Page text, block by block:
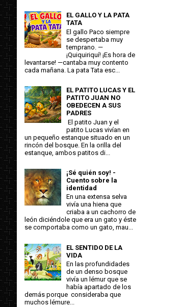
EL GALLO Y LA PATA
TATA
El gallo Paco siempre
se despertaba muy
temprano. —
¡Quiquiriquí! ¡Es hora de
levantarse! —cantaba muy contento
cada mañana. La pata Tata esc...
EL PATITO LUCAS Y EL
PATITO JUAN NO
OBEDECEN A SUS
PADRES
El patito Juan y el
patito Lucas vivían en
un pequeño estanque situado en un
rincón del bosque. En la orilla del
estanque, ambos patitos di...
¡Sé quién soy! -
Cuento sobre la
identidad
En una extensa selva
vivía una hiena que
criaba a un cachorro de
león diciéndole que era un gato y éste
se comportaba como un gato, mau...
EL SENTIDO DE LA
VIDA
En las profundidades
de un denso bosque
vivía un lémur que se
había apartado de los
demás porque consideraba que
muchos lémure...